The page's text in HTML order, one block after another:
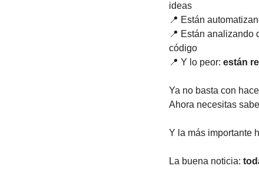
ideas
📍 Están
📍 Están analizando
código
📍 Y lo peor: están
Ya no basta con
Ahora necesitas
Y la más importante
La buena noticia: